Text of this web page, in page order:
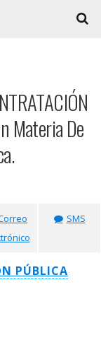
Materia De
SMS
PÚBLICA